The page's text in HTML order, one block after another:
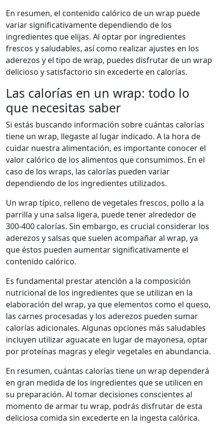
En resumen, el contenido calórico de un wrap puede
variar significativamente dependiendo de los
ingredientes que elijas. Al optar por ingredientes
frescos y saludables, así como realizar ajustes en los
aderezos y el tipo de wrap, puedes disfrutar de un wrap
delicioso y satisfactorio sin excederte en calorías.
Las calorías en un wrap: todo lo
que necesitas saber
Si estás buscando información sobre cuántas calorías
tiene un wrap, llegaste al lugar indicado. A la hora de
cuidar nuestra alimentación, es importante conocer el
valor calórico de los alimentos que consumimos. En el
caso de los wraps, las calorías pueden variar
dependiendo de los ingredientes utilizados.
Un wrap típico, relleno de vegetales frescos, pollo a la
parrilla y una salsa ligera, puede tener alrededor de
300-400 calorías. Sin embargo, es crucial considerar los
aderezos y salsas que suelen acompañar al wrap, ya
que éstos pueden aumentar significativamente el
contenido calórico.
Es fundamental prestar atención a la composición
nutricional de los ingredientes que se utilizan en la
elaboración del wrap, ya que elementos como el queso,
las carnes procesadas y los aderezos pueden sumar
calorías adicionales. Algunas opciones más saludables
incluyen utilizar aguacate en lugar de mayonesa, optar
por proteínas magras y elegir vegetales en abundancia.
En resumen, cuántas calorías tiene un wrap dependerá
en gran medida de los ingredientes que se utilicen en
su preparación. Al tomar decisiones conscientes al
momento de armar tu wrap, podrás disfrutar de esta
deliciosa comida sin excederte en la ingesta calórica.